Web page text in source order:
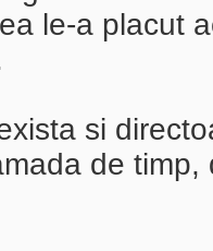
le-a placut
si
de